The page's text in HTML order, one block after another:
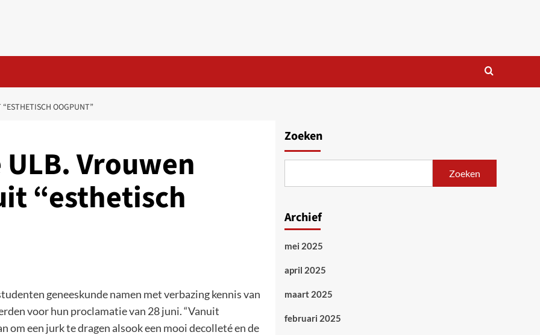
OOGPUNT”
Vrouwen
“esthetisch
geneeskunde namen met verbazing kennis van
voor hun proclamatie van 28 juni. “Vanuit
om een jurk te dragen alsook een mooi decolleté en de
Zoeken
Zoeken
Archief
mei 2025
april 2025
maart 2025
februari 2025